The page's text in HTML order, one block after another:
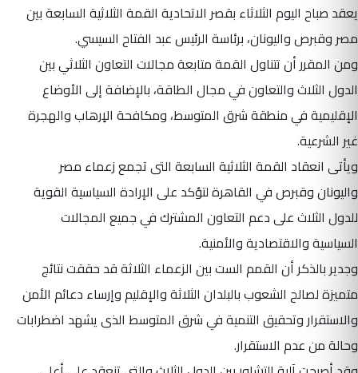
يعقد صباح اليوم الثلاثاء بقصر الاتحادية القمة الثلاثية السابعة بين
مصر وقبرص واليونان، برئاسة الرئيس عبد الفتاح السيسي.
ومن المقرر أن تتناول القمة متابعة مجالات التعاون الثلاثي بين
الدول الثلاث والتعاون في مجال الطاقة، بالإضافة إلى الأوضاع
الإقليمية في منطقة شرق المتوسط، ومكافحة الاٍرهاب والهجرة
غير الشرعية.
ويأتى انعقاد القمة الثلاثية السابعة التى تجمع زعماء مصر
واليونان وقبرص في القاهرة لتؤكد على الإرادة السياسية القوية
للدول الثلاث على دعم التعاون المشترك في جميع المجالات
السياسية والاقتصادية والأمنية.
وجدير بالذكر أن القمم الست بين الزعماء الثلاثة قد حققت نتائج
متميزة لصالح الشعوب بالبلدان الثلاثة والإقليم وإرساء دعائم الأمن
والاستقرار وتحقيق التنمية في شرق المتوسط الذى يشهد اضطرابات
وحالة من عدم الاستقرار.